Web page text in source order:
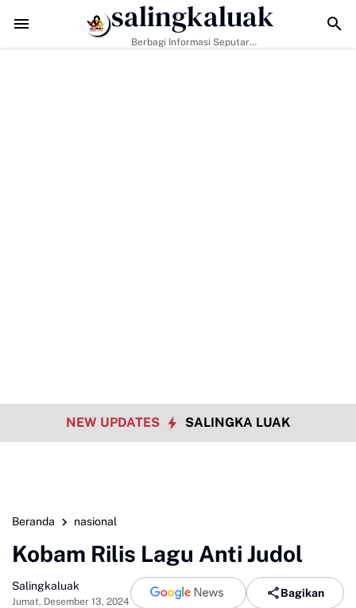
Kunci, Hj. Aida Dorong Nagari Aktif Pastikan Warga Miskin Tak
salingkaluak
Berbagi Informasi Seputar
NEW UPDATES SALINGKA LUAK
Beranda nasional
Kobam Rilis Lagu Anti Judol
Salingkaluak
Jumat, Desember 13, 2024
Bagikan